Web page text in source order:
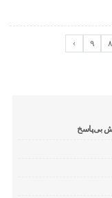
۸ ۹ ›
بی‌پاسخ